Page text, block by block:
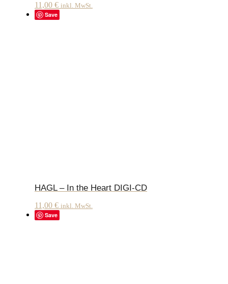
11,00 € inkl. MwSt.
Save
HAGL – In the Heart DIGI-CD
11,00 € inkl. MwSt.
Save